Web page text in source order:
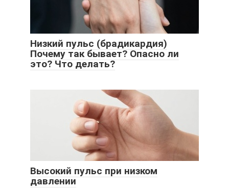
Низкий пульс (брадикардия)
Почему так бывает? Опасно ли
это? Что делать?
Высокий пульс при низком
давлении